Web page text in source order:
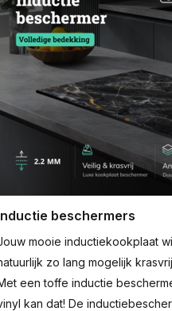
beschermers
mooie inductiekookplaat
zo lang mogelijk
een toffe inductie
kan dat! De